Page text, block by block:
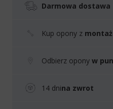
Darmowa dostawa
Kup opony z
Odbierz opony w
14 dnina zwrot